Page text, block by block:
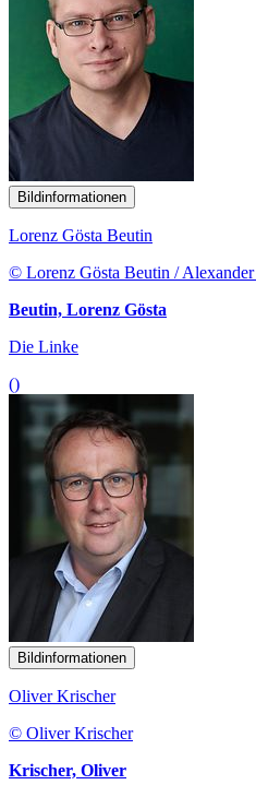
Bildinformationen
Lorenz Gösta Beutin
© Lorenz Gösta Beutin /
Beutin, Lorenz Gösta
Die Linke
()
Bildinformationen
Oliver Krischer
© Oliver Krischer
Krischer, Oliver